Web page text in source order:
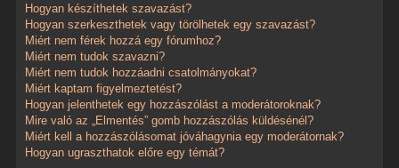
Hogyan készíthetek szavazást?
Hogyan szerkeszthetek vagy törölhetek egy szavazást?
Miért nem férek hozzá egy fórumhoz?
Miért nem tudok szavazni?
Miért nem tudok hozzáadni csatolmányokat?
Miért kaptam figyelmeztetést?
Hogyan jelenthetek egy hozzászólást a moderátoroknak?
Mire való az „Elmentés” gomb hozzászólás küldésénél?
Miért kell a hozzászólásomat jóváhagynia egy moderátornak?
Hogyan ugraszthatok előre egy témát?